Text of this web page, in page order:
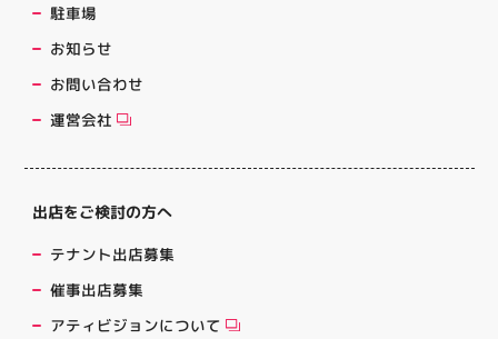
駐車場
お知らせ
お問い合わせ
運営会社
出店をご検討の方へ
テナント出店募集
催事出店募集
アティビジョンについて